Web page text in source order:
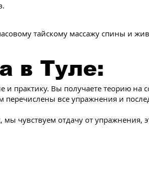
тайскому массажу спины и
в Туле:
и практику. Вы получаете теорию на
все упражнения и
чувствуем отдачу от упражнения,